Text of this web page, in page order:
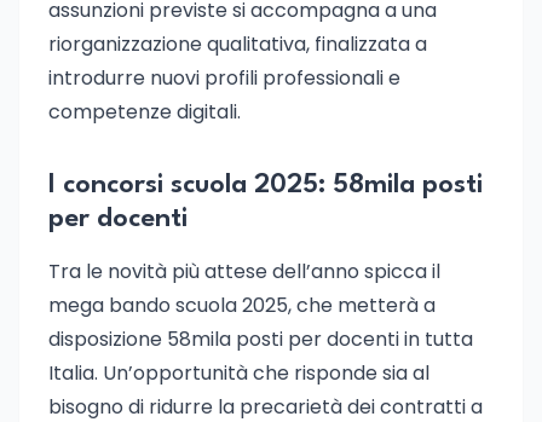
assunzioni previste si accompagna a una
riorganizzazione qualitativa, finalizzata a
introdurre nuovi profili professionali e
competenze digitali.
I concorsi scuola 2025: 58mila posti
per docenti
Tra le novità più attese dell’anno spicca il
mega bando scuola 2025, che metterà a
disposizione 58mila posti per docenti in tutta
Italia. Un’opportunità che risponde sia al
bisogno di ridurre la precarietà dei contratti a